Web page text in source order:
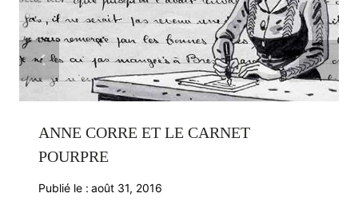
ANNE CORRE ET LE CARNET
POURPRE
Publié le : août 31, 2016